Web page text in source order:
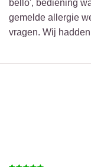
bello', bediening
gemelde allergie
vragen. Wij